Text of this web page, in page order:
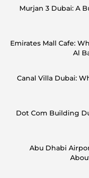
Murjan 3 Dubai: A
Emirates Mall Cafe:
Al
Canal Villa Dubai:
Dot Com Building
Abu Dhabi